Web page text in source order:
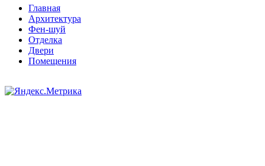
Главная
Архитектура
Фен-шуй
Отделка
Двери
Помещения